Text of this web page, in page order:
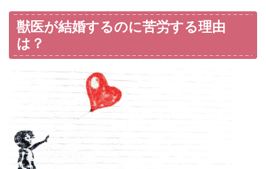
獣医が結婚するのに苦労する理由
は？